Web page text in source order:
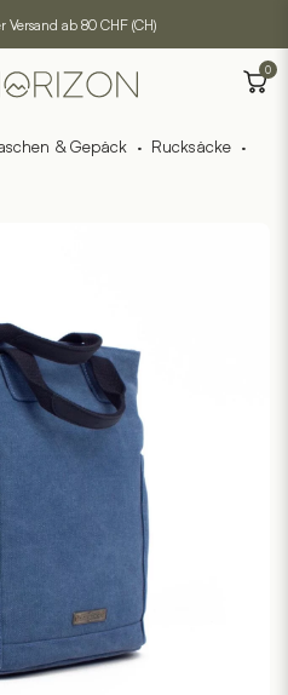
Versand ab 80 CHF (CH)
0
& Gepäck · Rucksäcke ·